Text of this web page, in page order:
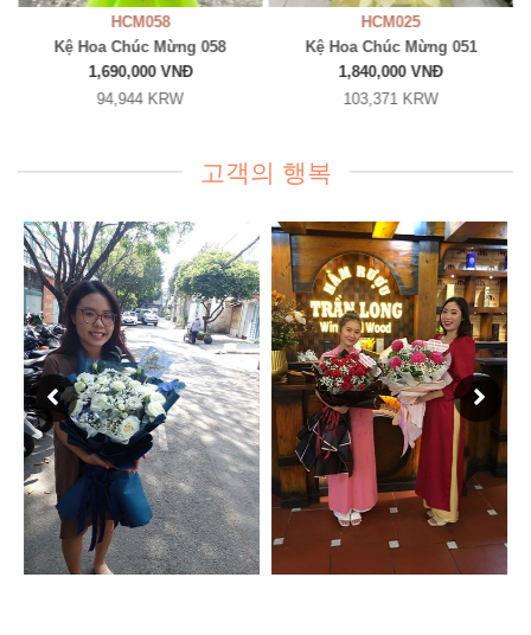
HCM058
Kệ Hoa Chúc Mừng 058
1,690,000 VNĐ
94,944 KRW
HCM025
Kệ Hoa Chúc Mừng 051
1,840,000 VNĐ
103,371 KRW
고객의 행복